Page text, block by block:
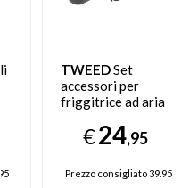
TWEEDSet
accessori per
friggitrice ad aria
€24,95
Prezzo consigliato39.95